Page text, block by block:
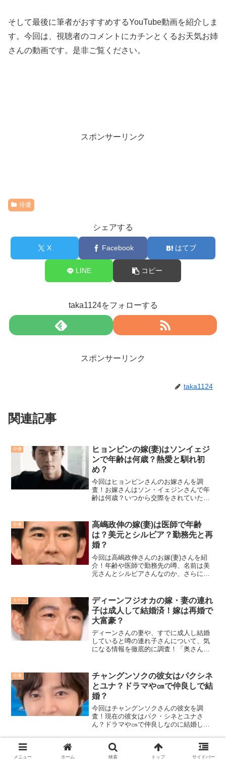
そして最後に筆者がおすすめするYouTube動画を紹介しま
す。今回は、視聴者のコメントにカチンとくるお天気お姉
さんの動画です。是非ご覧ください。
スポンサーリンク
俳優
シェアする
X Facebook はてブ
LINE コピー
taka1124をフォローする
スポンサーリンク
taka1124
関連記事
俳優
ヒョンビンの嫁(妻)はソンイェジ
ンで年齢は何歳？熱愛と馴れ初
め？
今回はヒョンビンさんのお嫁さんを調
査！お嫁さんはソン・イェジンさんで年
齢は何歳？いつから交際をされていたの
俳優
高嶋政伸の嫁(妻)は医師で年齢
は？美元とシルビア？勤務先と再
婚？
今回は高嶋政伸さんのお嫁(妻)さんを紹
介！年齢や医師で勤務先の噂、名前は美
元さんとシルビアさんなのか、さらには
モデル
ディーンフジオカの嫁・妻の連れ
子は成人して結婚済！嫁は再婚で
大富豪？
ディーンさんの妻や、すでに成人し結婚
していると噂の連れ子さんについて、気
になる情報を徹底的に調査！「奥さんは
俳優
チャングンソクの彼女はパクシネ
とユナ？ドラマや㎝で仲良しで結
婚？
今回はチャングンソクさんの彼女を調
査！現在の彼女はパク・シネとユナさ
ん？ドラマや㎝で仲良しなのに結婚して
俳優
小出恵介の実家は宮前平？父親は
メニュー ホーム 検索 トップ サイドバー